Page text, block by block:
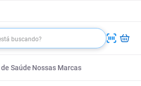
Saúde Nossas Marcas